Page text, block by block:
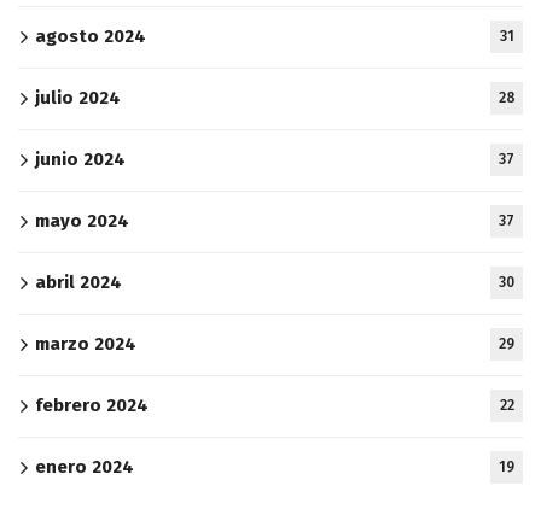
agosto 2024 31
julio 2024 28
junio 2024 37
mayo 2024 37
abril 2024 30
marzo 2024 29
febrero 2024 22
enero 2024 19